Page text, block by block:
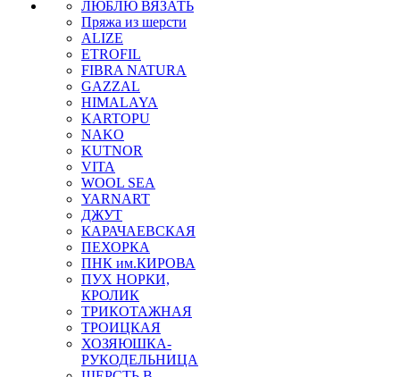
ЛЮБЛЮ ВЯЗАТЬ
Пряжа из шерсти
ALIZE
ETROFIL
FIBRA NATURA
GAZZAL
HIMALAYA
KARTOPU
NAKO
KUTNOR
VITA
WOOL SEA
YARNART
ДЖУТ
КАРАЧАЕВСКАЯ
ПЕХОРКА
ПНК им.КИРОВА
ПУХ НОРКИ,
КРОЛИК
ТРИКОТАЖНАЯ
ТРОИЦКАЯ
ХОЗЯЮШКА-
РУКОДЕЛЬНИЦА